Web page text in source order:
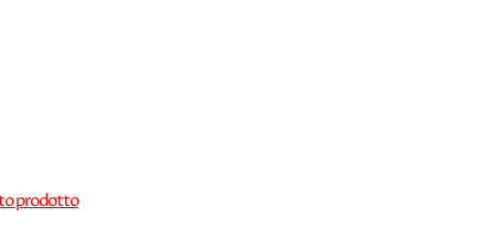
prodotto